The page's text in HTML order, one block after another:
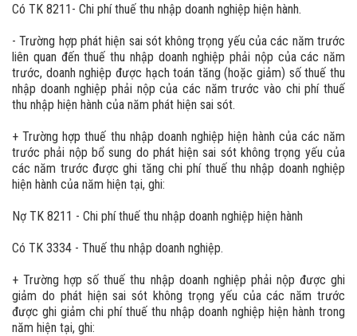
Có TK 8211- Chi phí thuế thu nhập doanh nghiệp hiện hành.
- Trường hợp phát hiện sai sót không trọng yếu của các năm trước
liên quan đến thuế thu nhập doanh nghiệp phải nộp của các năm
trước, doanh nghiệp được hạch toán tăng (hoặc giảm) số thuế thu
nhập doanh nghiệp phải nộp của các năm trước vào chi phí thuế
thu nhập hiện hành của năm phát hiện sai sót.
+ Trường hợp thuế thu nhập doanh nghiệp hiện hành của các năm
trước phải nộp bổ sung do phát hiện sai sót không trọng yếu của
các năm trước được ghi tăng chi phí thuế thu nhập doanh nghiệp
hiện hành của năm hiện tại, ghi:
Nợ TK 8211 - Chi phí thuế thu nhập doanh nghiệp hiện hành
Có TK 3334 - Thuế thu nhập doanh nghiệp.
+ Trường hợp số thuế thu nhập doanh nghiệp phải nộp được ghi
giảm do phát hiện sai sót không trọng yếu của các năm trước
được ghi giảm chi phí thuế thu nhập doanh nghiệp hiện hành trong
năm hiện tại, ghi: